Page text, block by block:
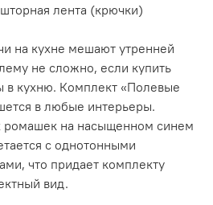
шторная лента (крючки)
на кухне мешают утренней
не сложно, если купить
в кухню. Комплект «Полевые
в любые интерьеры.
на насыщенном синем
с однотонными
что придает комплекту
вид.